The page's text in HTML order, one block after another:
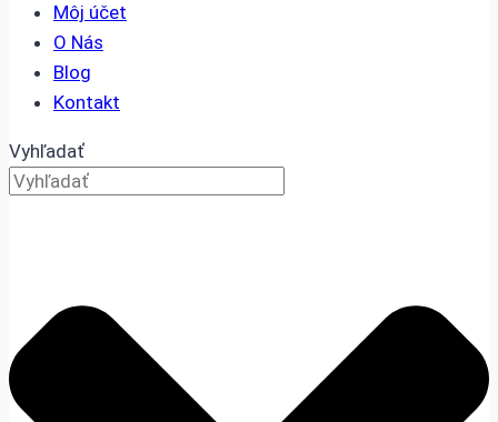
Môj účet
O Nás
Blog
Kontakt
Vyhľadať